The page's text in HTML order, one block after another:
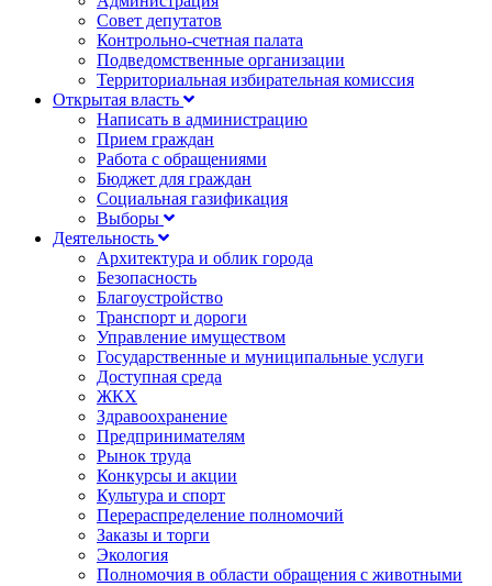
Совет депутатов
Контрольно-счетная палата
Подведомственные организации
Территориальная избирательная комиссия
Открытая власть
Написать в администрацию
Прием граждан
Работа с обращениями
Бюджет для граждан
Социальная газификация
Выборы
Деятельность
Архитектура и облик города
Безопасность
Благоустройство
Транспорт и дороги
Управление имуществом
Государственные и муниципальные услуги
Доступная среда
ЖКХ
Здравоохранение
Предпринимателям
Рынок труда
Конкурсы и акции
Культура и спорт
Перераспределение полномочий
Заказы и торги
Экология
Полномочия в области обращения с животными